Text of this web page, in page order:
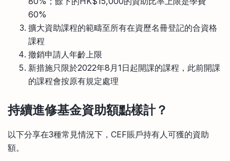
60%
擴大資助課程的範疇至所有在資歷名冊登記的合資格
課程
撤銷申請人年齡上限
新措施只限於2022年8月1日起開課的課程，此前開課
的課程會按原有規定處理
持續進修基金資助額點樣計？
以下分享在3種常見情況下，CEF賬戶持有人可獲的資助
額。